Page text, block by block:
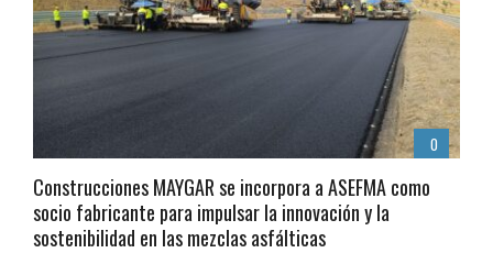
0
Construcciones MAYGAR se incorpora a ASEFMA como
socio fabricante para impulsar la innovación y la
sostenibilidad en las mezclas asfálticas